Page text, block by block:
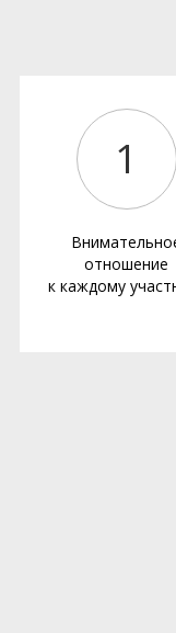
1
отношение
к каждому